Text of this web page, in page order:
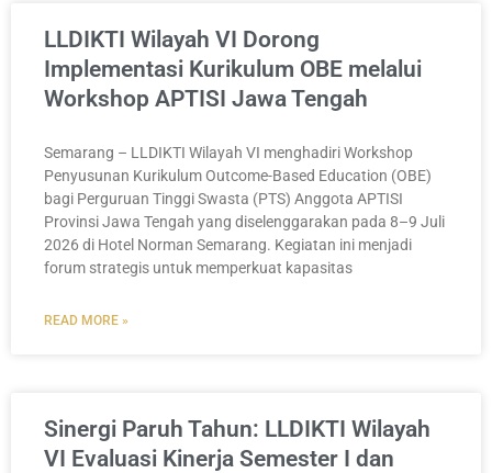
LLDIKTI Wilayah VI Dorong
Implementasi Kurikulum OBE melalui
Workshop APTISI Jawa Tengah
Semarang – LLDIKTI Wilayah VI menghadiri Workshop
Penyusunan Kurikulum Outcome-Based Education (OBE)
bagi Perguruan Tinggi Swasta (PTS) Anggota APTISI
Provinsi Jawa Tengah yang diselenggarakan pada 8–9 Juli
2026 di Hotel Norman Semarang. Kegiatan ini menjadi
forum strategis untuk memperkuat kapasitas
READ MORE »
Sinergi Paruh Tahun: LLDIKTI Wilayah
VI Evaluasi Kinerja Semester I dan